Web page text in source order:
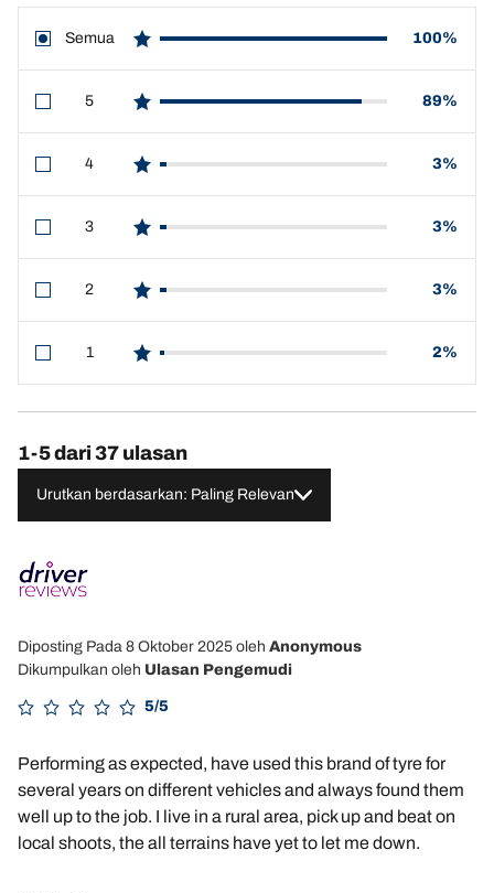
Semua
star reviews
100%
5
star reviews
89%
4
star reviews
3%
3
star reviews
3%
2
star reviews
3%
1
star reviews
2%
1-5 dari 37 ulasan
Urutkan berdasarkan: Paling Relevan
Diposting Pada 8 Oktober 2025 oleh Anonymous
Dikumpulkan oleh Ulasan Pengemudi
5/5
Performing as expected, have used this brand of tyre for
several years on different vehicles and always found them
well up to the job. I live in a rural area, pick up and beat on
local shoots, the all terrains have yet to let me down.